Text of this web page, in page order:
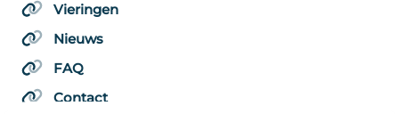
Vieringen
Nieuws
FAQ
Contact